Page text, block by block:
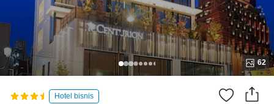
62
Hotel bisnis